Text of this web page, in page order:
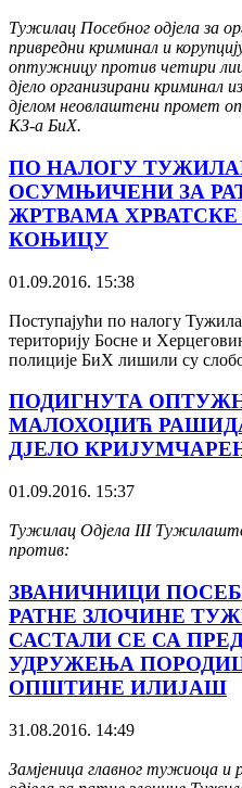
Тужилац Посебног одјела за
привредни криминал и
оптужницу против четири
дјело организирани криминал
дјелом неовлаштени промет
КЗ-а БиХ.
ПО НАЛОГУ
ОСУМЊИЧЕНИ ЗА
ЖРТВАМА
КОЊИЦУ
01.09.2016. 15:38
Поступајући по налогу
територију Босне и
полиције БиХ лишили су
ПОДИГНУТА
МАЛОХОЏИЋ РАШИДА
ДЈЕЛО
01.09.2016. 15:37
Тужилац Одјела III
против:
ЗВАНИЧНИЦИ
РАТНЕ ЗЛОЧИНЕ
САСТАЛИ СЕ СА
УДРУЖЕЊА
ОПШТИНЕ ИЛИЈАШ
31.08.2016. 14:49
Замјеница главног тужиоца и